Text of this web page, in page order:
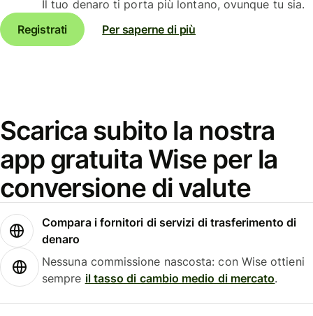
Il tuo denaro ti porta più lontano, ovunque tu sia.
Registrati
Per saperne di più
Scarica subito la nostra
app gratuita Wise per la
conversione di valute
Compara i fornitori di servizi di trasferimento di
denaro
Nessuna commissione nascosta: con Wise ottieni
sempre il tasso di cambio medio di mercato.